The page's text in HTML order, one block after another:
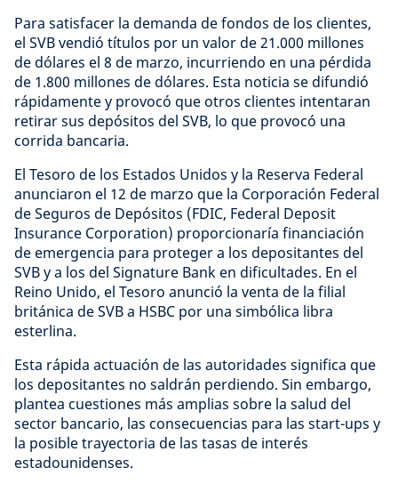
Para satisfacer la demanda de fondos de los clientes,
el SVB vendió títulos por un valor de 21.000 millones
de dólares el 8 de marzo, incurriendo en una pérdida
de 1.800 millones de dólares. Esta noticia se difundió
rápidamente y provocó que otros clientes intentaran
retirar sus depósitos del SVB, lo que provocó una
corrida bancaria.
El Tesoro de los Estados Unidos y la Reserva Federal
anunciaron el 12 de marzo que la Corporación Federal
de Seguros de Depósitos (FDIC, Federal Deposit
Insurance Corporation) proporcionaría financiación
de emergencia para proteger a los depositantes del
SVB y a los del Signature Bank en dificultades. En el
Reino Unido, el Tesoro anunció la venta de la filial
británica de SVB a HSBC por una simbólica libra
esterlina.
Esta rápida actuación de las autoridades significa que
los depositantes no saldrán perdiendo. Sin embargo,
plantea cuestiones más amplias sobre la salud del
sector bancario, las consecuencias para las start-ups y
la posible trayectoria de las tasas de interés
estadounidenses.